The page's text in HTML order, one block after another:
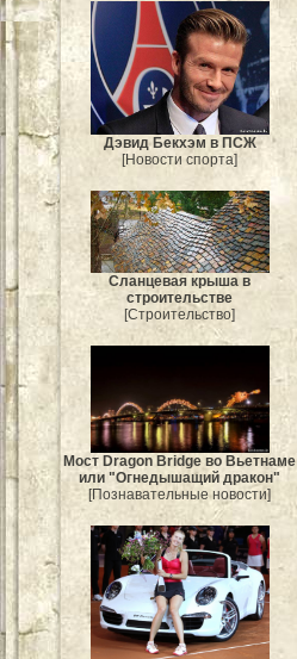
Дэвид Бекхэм в ПСЖ
[Новости спорта]
Сланцевая крыша в
строительстве
[Строительство]
Мост Dragon Bridge во Вьетнаме
или "Огнедышащий дракон"
[Познавательные новости]